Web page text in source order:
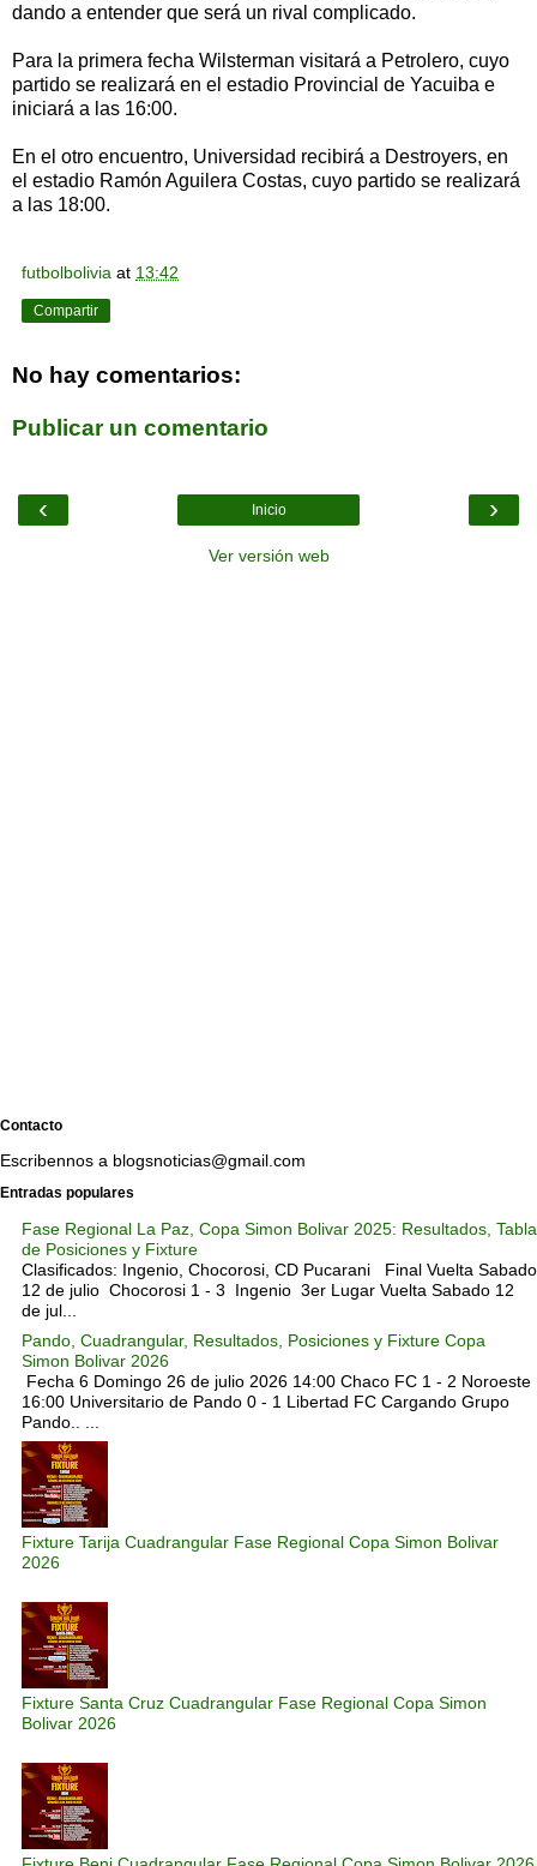
dando a entender que será un rival complicado.
Para la primera fecha Wilsterman visitará a Petrolero, cuyo
partido se realizará en el estadio Provincial de Yacuiba e
iniciará a las 16:00.
En el otro encuentro, Universidad recibirá a Destroyers, en
el estadio Ramón Aguilera Costas, cuyo partido se realizará
a las 18:00.
futbolbolivia at 13:42
Compartir
No hay comentarios:
Publicar un comentario
‹ ›
Inicio
Ver versión web
Contacto
Escribennos a blogsnoticias@gmail.com
Entradas populares
Fase Regional La Paz, Copa Simon Bolivar 2025: Resultados, Tabla
de Posiciones y Fixture
Clasificados: Ingenio, Chocorosi, CD Pucarani Final Vuelta Sabado
12 de julio Chocorosi 1 - 3 Ingenio 3er Lugar Vuelta Sabado 12
de jul...
Pando, Cuadrangular, Resultados, Posiciones y Fixture Copa
Simon Bolivar 2026
Fecha 6 Domingo 26 de julio 2026 14:00 Chaco FC 1 - 2 Noroeste
16:00 Universitario de Pando 0 - 1 Libertad FC Cargando Grupo
Pando.. ...
Fixture Tarija Cuadrangular Fase Regional Copa Simon Bolivar
2026
Fixture Santa Cruz Cuadrangular Fase Regional Copa Simon
Bolivar 2026